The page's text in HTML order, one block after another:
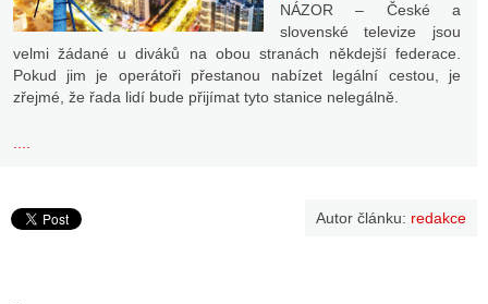
NÁZOR – České a
slovenské televize jsou
velmi žádané u diváků na obou stranách někdejší federace.
Pokud jim je operátoři přestanou nabízet legální cestou, je
zřejmé, že řada lidí bude přijímat tyto stanice nelegálně.
Autor článku: redakce